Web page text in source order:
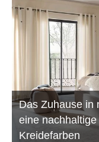
Das Zuhause in
eine
Kreidefarben